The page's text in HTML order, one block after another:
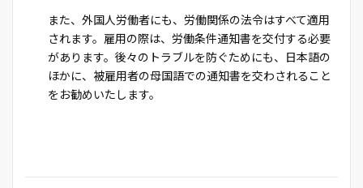
また、外国人労働者にも、労働関係の法令はすべて適用
されます。雇用の際は、労働条件通知書を交付する必要
があります。後々のトラブルを防ぐためにも、日本語の
ほかに、被雇用者の母国語での通知書を交わされること
をお勧めいたします。